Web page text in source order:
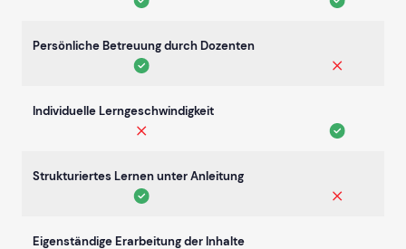
Persönliche Betreuung durch Dozenten
Individuelle Lerngeschwindigkeit
Strukturiertes Lernen unter Anleitung
Eigenständige Erarbeitung der Inhalte